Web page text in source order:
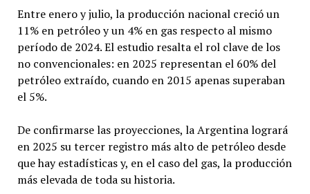
Entre enero y julio, la producción nacional creció un
11% en petróleo y un 4% en gas respecto al mismo
período de 2024. El estudio resalta el rol clave de los
no convencionales: en 2025 representan el 60% del
petróleo extraído, cuando en 2015 apenas superaban
el 5%.
De confirmarse las proyecciones, la Argentina logrará
en 2025 su tercer registro más alto de petróleo desde
que hay estadísticas y, en el caso del gas, la producción
más elevada de toda su historia.